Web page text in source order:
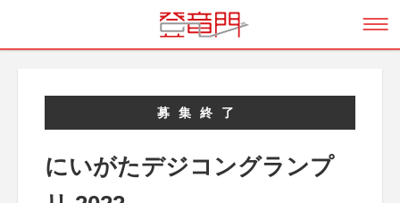
募集終了
にいがたデジコングランプ